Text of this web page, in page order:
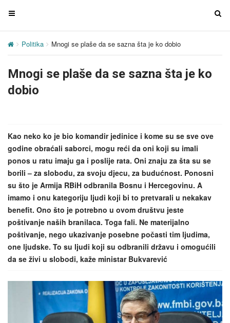
T
g
e
n
g
a
t
i
o
n
T
Politika Mnogi se plaše da se sazna šta je ko dobio
Mnogi se plaše da se sazna šta je ko
dobio
Kao neko ko je bio komandir jedinice i kome su se sve ove
godine obraćali saborci, mogu reći da oni koji su imali
ponos u ratu imaju ga i poslije rata. Oni znaju za šta su se
borili – za slobodu, za svoju djecu, za budućnost. Ponosni
su što je Armija RBiH odbranila Bosnu i Hercegovinu. A
imamo i onu kategoriju ljudi koji bi to pretvarali u nekakav
benefit. Ono što je potrebno u ovom društvu jeste
poštivanje naših branilaca. Toga fali. Ne materijalno
poštivanje, nego ukazivanje posebne počasti tim ljudima,
one ljudske. To su ljudi koji su odbranili državu i omogućili
da se živi u slobodi, kaže ministar Bukvarević